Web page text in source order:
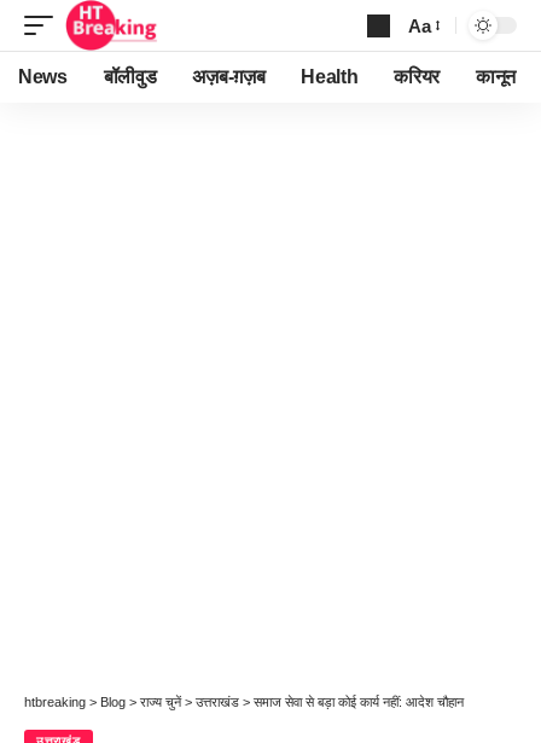
Font
Resizer
Aa
News बॉलीवुड अज़ब-ग़ज़ब Health करियर कानून
htbreaking > Blog > राज्य चुनें > उत्तराखंड > समाज सेवा से बड़ा कोई कार्य नहीं: आदेश चौहान